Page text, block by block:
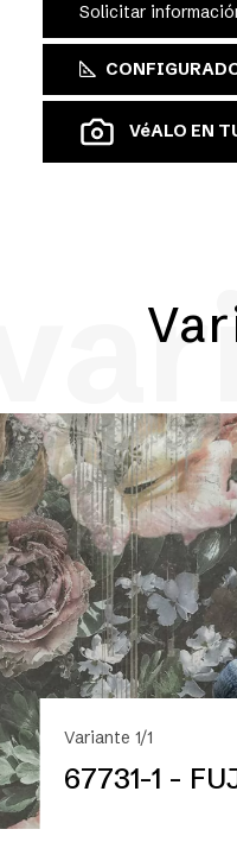
Solicitar
VéALO EN
Variante 1/1
67731-1 -